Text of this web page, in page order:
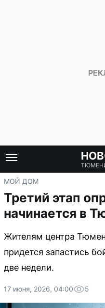
МОЙ ДОМ
Третий этап
начинается в
Жителям центра
придется запастись
две недели.
17 июня, 2026, 04:00 5